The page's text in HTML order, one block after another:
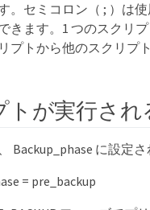
。セミコロン（ ; ）は
きます。1 つのスクリ
プトから他のスクリプ
トが実行さ
Backup_phase に設定
= pre_backup